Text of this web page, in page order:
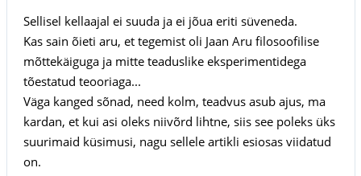
Sellisel kellaajal ei suuda ja ei jõua eriti süveneda.
Kas sain õieti aru, et tegemist oli Jaan Aru filosoofilise
mõttekäiguga ja mitte teaduslike eksperimentidega
tõestatud teooriaga...
Väga kanged sõnad, need kolm, teadvus asub ajus, ma
kardan, et kui asi oleks niivõrd lihtne, siis see poleks üks
suurimaid küsimusi, nagu sellele artikli esiosas viidatud
on.